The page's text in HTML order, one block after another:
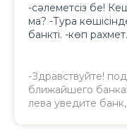
-сәлеметсіз бе!
ма? -Тура
банкті. -көп
-Здравствуйте!
ближайшего
лева уведите